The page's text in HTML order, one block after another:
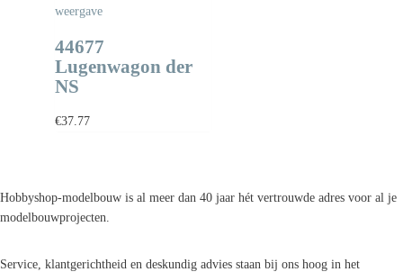
weergave
44677
Lugenwagon der
NS
€37.77
Hobbyshop-modelbouw is al meer dan 40 jaar hét vertrouwde adres voor al je
modelbouwprojecten.
Service, klantgerichtheid en deskundig advies staan bij ons hoog in het